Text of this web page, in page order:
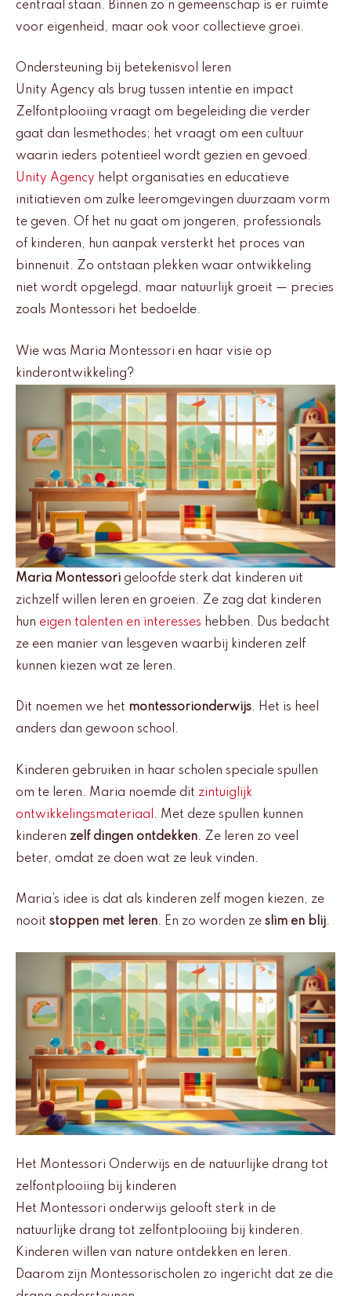
centraal staan. Binnen zo’n gemeenschap is er ruimte
voor eigenheid, maar ook voor collectieve groei.
Ondersteuning bij betekenisvol leren
Unity Agency als brug tussen intentie en impact
Zelfontplooiing vraagt om begeleiding die verder
gaat dan lesmethodes; het vraagt om een cultuur
waarin ieders potentieel wordt gezien en gevoed.
Unity Agency helpt organisaties en educatieve
initiatieven om zulke leeromgevingen duurzaam vorm
te geven. Of het nu gaat om jongeren, professionals
of kinderen, hun aanpak versterkt het proces van
binnenuit. Zo ontstaan plekken waar ontwikkeling
niet wordt opgelegd, maar natuurlijk groeit — precies
zoals Montessori het bedoelde.
Wie was Maria Montessori en haar visie op
kinderontwikkeling?
Maria Montessori geloofde sterk dat kinderen uit
zichzelf willen leren en groeien. Ze zag dat kinderen
hun eigen talenten en interesses hebben. Dus bedacht
ze een manier van lesgeven waarbij kinderen zelf
kunnen kiezen wat ze leren.
Dit noemen we het montessorionderwijs. Het is heel
anders dan gewoon school.
Kinderen gebruiken in haar scholen speciale spullen
om te leren. Maria noemde dit zintuiglijk
ontwikkelingsmateriaal . Met deze spullen kunnen
kinderen zelf dingen ontdekken. Ze leren zo veel
beter, omdat ze doen wat ze leuk vinden.
Maria’s idee is dat als kinderen zelf mogen kiezen, ze
nooit stoppen met leren. En zo worden ze slim en blij.
Het Montessori Onderwijs en de natuurlijke drang tot
zelfontplooiing bij kinderen
Het Montessori onderwijs gelooft sterk in de
natuurlijke drang tot zelfontplooiing bij kinderen.
Kinderen willen van nature ontdekken en leren.
Daarom zijn Montessorischolen zo ingericht dat ze die